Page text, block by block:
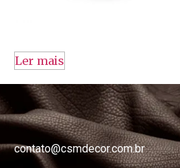
Ler mais
contato@csmdecor.com.br